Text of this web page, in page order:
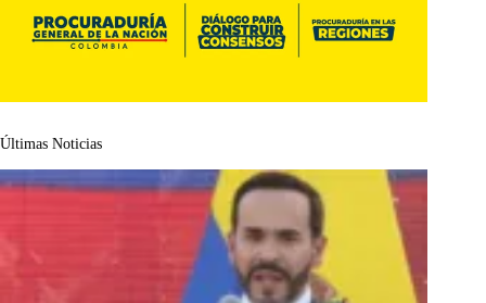
Últimas Noticias